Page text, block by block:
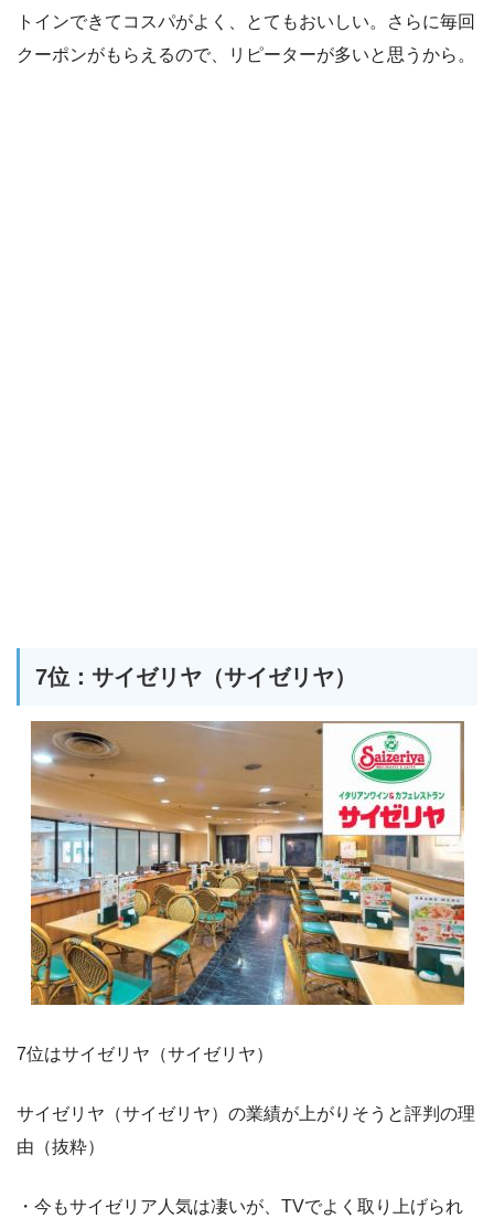
トインできてコスパがよく、とてもおいしい。さらに毎回
クーポンがもらえるので、リピーターが多いと思うから。
7位：サイゼリヤ（サイゼリヤ）
7位はサイゼリヤ（サイゼリヤ）
サイゼリヤ（サイゼリヤ）の業績が上がりそうと評判の理
由（抜粋）
・今もサイゼリア人気は凄いが、TVでよく取り上げられ